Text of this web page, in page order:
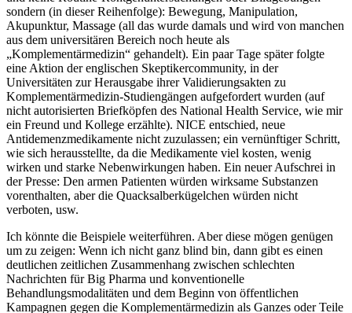
sondern (in dieser Reihenfolge): Bewegung, Manipulation,
Akupunktur, Massage (all das wurde damals und wird von manchen
aus dem universitären Bereich noch heute als
„Komplementärmedizin“ gehandelt). Ein paar Tage später folgte
eine Aktion der englischen Skeptikercommunity, in der
Universitäten zur Herausgabe ihrer Validierungsakten zu
Komplementärmedizin-Studiengängen aufgefordert wurden (auf
nicht autorisierten Briefköpfen des National Health Service, wie mir
ein Freund und Kollege erzählte). NICE entschied, neue
Antidemenzmedikamente nicht zuzulassen; ein vernünftiger Schritt,
wie sich herausstellte, da die Medikamente viel kosten, wenig
wirken und starke Nebenwirkungen haben. Ein neuer Aufschrei in
der Presse: Den armen Patienten würden wirksame Substanzen
vorenthalten, aber die Quacksalberkügelchen würden nicht
verboten, usw.
Ich könnte die Beispiele weiterführen. Aber diese mögen genügen
um zu zeigen: Wenn ich nicht ganz blind bin, dann gibt es einen
deutlichen zeitlichen Zusammenhang zwischen schlechten
Nachrichten für Big Pharma und konventionelle
Behandlungsmodalitäten und dem Beginn von öffentlichen
Kampagnen gegen die Komplementärmedizin als Ganzes oder Teile